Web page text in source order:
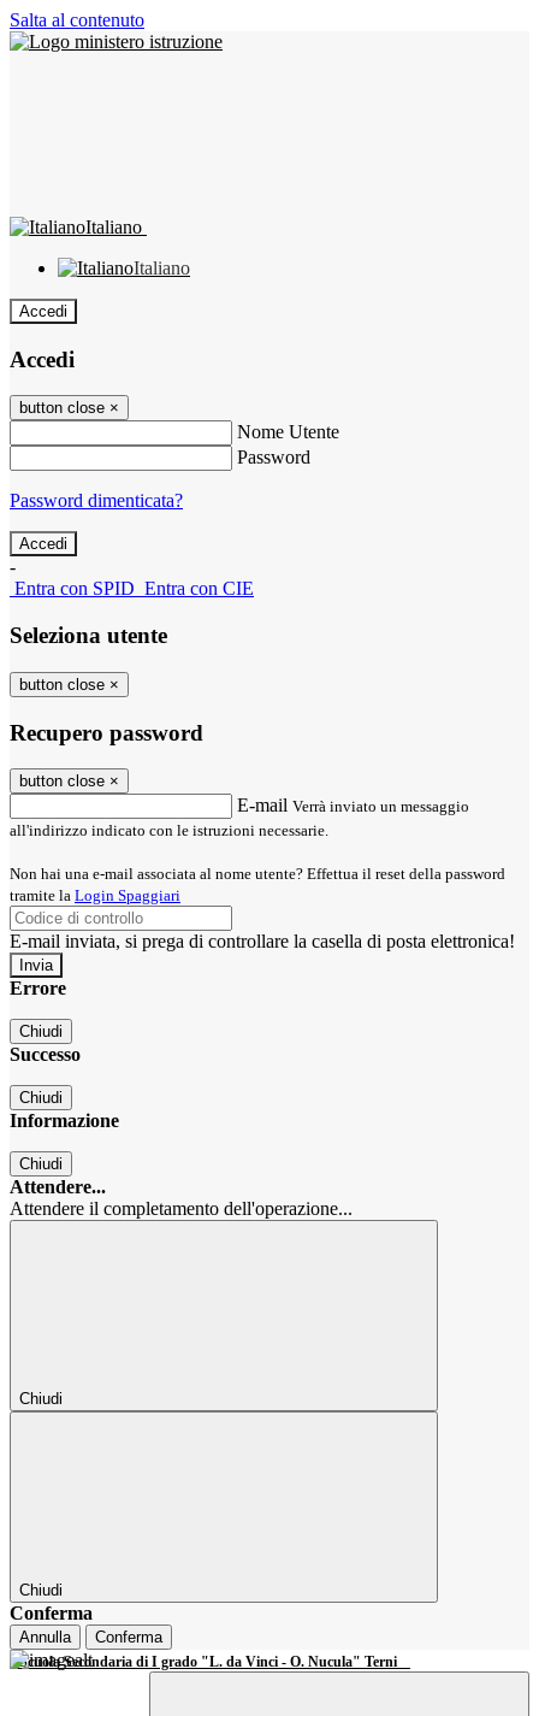
Salta al contenuto
Italiano
Italiano
Accedi
Accedi
button close ×
Nome Utente
Password
Password dimenticata?
-
Entra con SPID Entra con CIE
Seleziona utente
button close ×
Recupero password
button close ×
E-mail Verrà inviato un messaggio
all'indirizzo indicato con le istruzioni necessarie.
Non hai una e-mail associata al nome utente? Effettua il reset della password
tramite la Login Spaggiari
E-mail inviata, si prega di controllare la casella di posta elettronica!
Errore
Chiudi
Successo
Chiudi
Informazione
Chiudi
Attendere...
Attendere il completamento dell'operazione...
Chiudi
Chiudi
Conferma
Annulla Conferma
Scuola Secondaria di I grado "L. da Vinci - O. Nucula" Terni